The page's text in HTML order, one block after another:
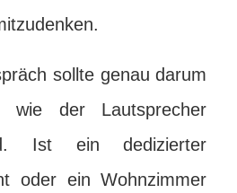
sollte genau darum
wie der Lautsprecher
Ist ein dedizierter
oder ein Wohnzimmer